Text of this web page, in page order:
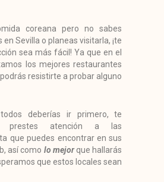
coreana pero no sabes
Sevilla o planeas visitarla, ¡te
sea más fácil! Ya que en el
los mejores restaurantes
resistirte a probar alguno
deberías ir primero, te
prestes atención a las
que puedes encontrar en sus
así como lo mejorque hallarás
que estos locales sean